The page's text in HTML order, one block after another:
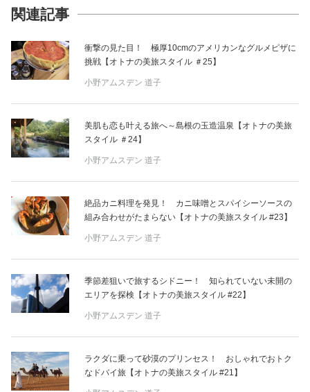
関連記事
衝撃の見た目！ 極厚10cmのアメリカンなグルメピザに
挑戦【オトナの美旅スタイル ＃25】
小野アムスデン 道子
美肌も恋も叶える旅へ～島根の玉造温泉【オトナの美旅
スタイル ＃24】
小野アムスデン 道子
絶品カニ料理を発見！ カニ味噌とスパイシーソースの
組み合わせがたまらない【オトナの美旅スタイル #23】
小野アムスデン 道子
季節差狙いで旅するシドニー！ 知られていない未開の
エリアを探検【オトナの美旅スタイル #22】
小野アムスデン 道子
ラクダに乗って砂漠のプリンセス！ おしゃれでおトク
なドバイ旅【オトナの美旅スタイル #21】